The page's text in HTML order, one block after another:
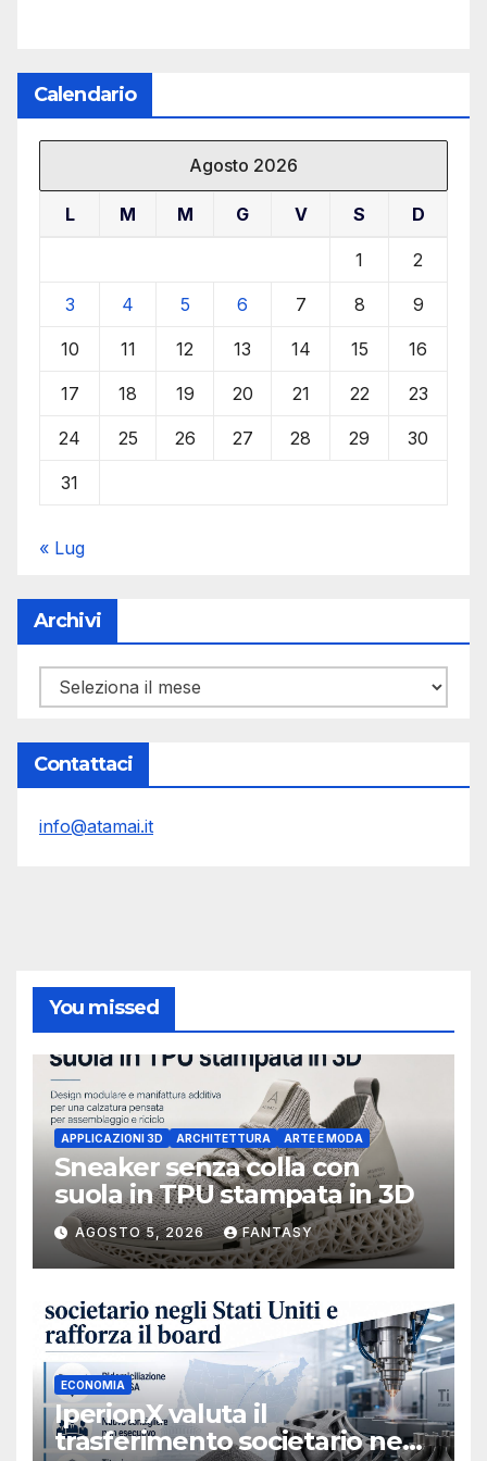
Calendario
Agosto 2026
L M M G V S D
1 2
3 4 5 6 7 8 9
10 11 12 13 14 15 16
17 18 19 20 21 22 23
24 25 26 27 28 29 30
31
« Lug
Archivi
Archivi
Contattaci
info@atamai.it
You missed
APPLICAZIONI 3D ARCHITETTURA ARTE E MODA
Sneaker senza colla con
suola in TPU stampata in 3D
AGOSTO 5, 2026 FANTASY
ECONOMIA
IperionX valuta il
trasferimento societario negli